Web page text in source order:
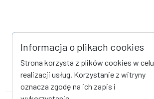
Informacja o plikach cookies
Strona korzysta z plików cookies w celu
realizacji usług. Korzystanie z witryny
oznacza zgodę na ich zapis i